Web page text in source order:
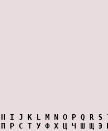
H I J K L M N O P Q R S
П Р С Т У Ф Х Ц Ч Ш Щ Э